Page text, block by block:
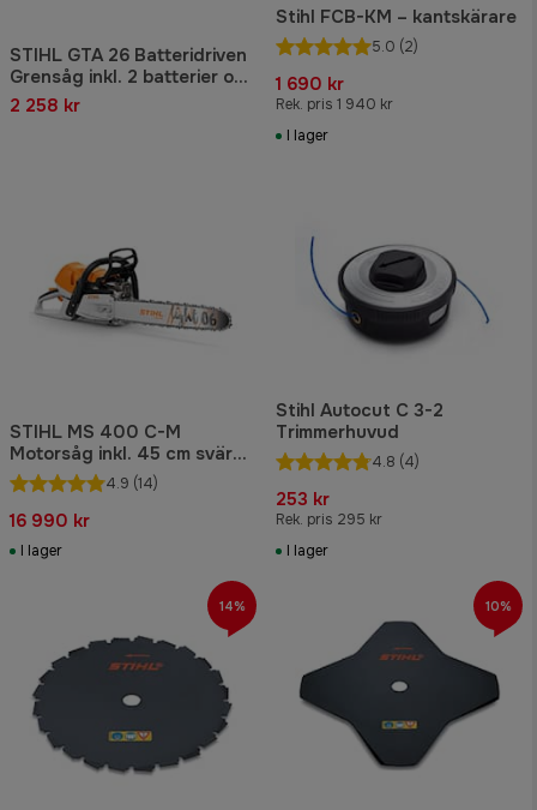
STIHL GTA 26 Batteridriven
Grensåg inkl. 2 batterier och
laddare
2 258 kr
Stihl FCB-KM – kantskärare
5.0 (2)
1 690 kr
Rek. pris 1 940 kr
I lager
STIHL MS 400 C-M
Motorsåg inkl. 45 cm svärd
och kedja
4.9 (14)
16 990 kr
I lager
Stihl Autocut C 3-2
Trimmerhuvud
4.8 (4)
253 kr
Rek. pris 295 kr
I lager
14% 10%